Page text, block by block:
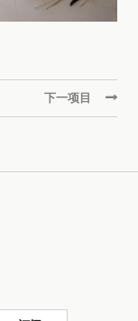
下一项目